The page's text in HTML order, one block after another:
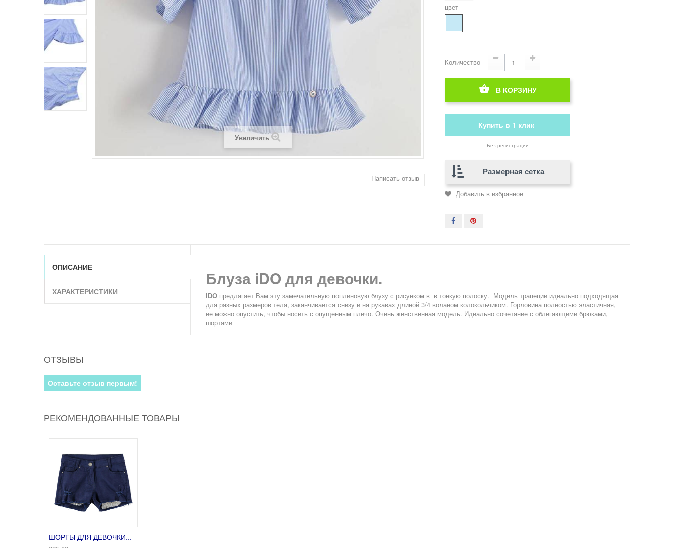
Увеличить
Написать отзыв
цвет
Количество
В КОРЗИНУ
Купить в 1 клик
Без регистрации
Размерная сетка
Добавить в избранное
ОПИСАНИЕ
ХАРАКТЕРИСТИКИ
Блуза iDO для девочки.
IDOпредлагает Вам эту замечательную поплиновую блузу с рисунком в в тонкую полоску. Модель трапеции идеально подходящая
для разных размеров тела, заканчивается снизу и на рукавах длиной 3/4 воланом колокольчиком. Горловина полностью эластичная,
ее можно опустить, чтобы носить с опущенным плечо. Очень женственная модель. Идеально сочетание с облегающими брюками,
шортами
ОТЗЫВЫ
Оставьте отзыв первым!
РЕКОМЕНДОВАННЫЕ ТОВАРЫ
ШОРТЫ ДЛЯ ДЕВОЧКИ...